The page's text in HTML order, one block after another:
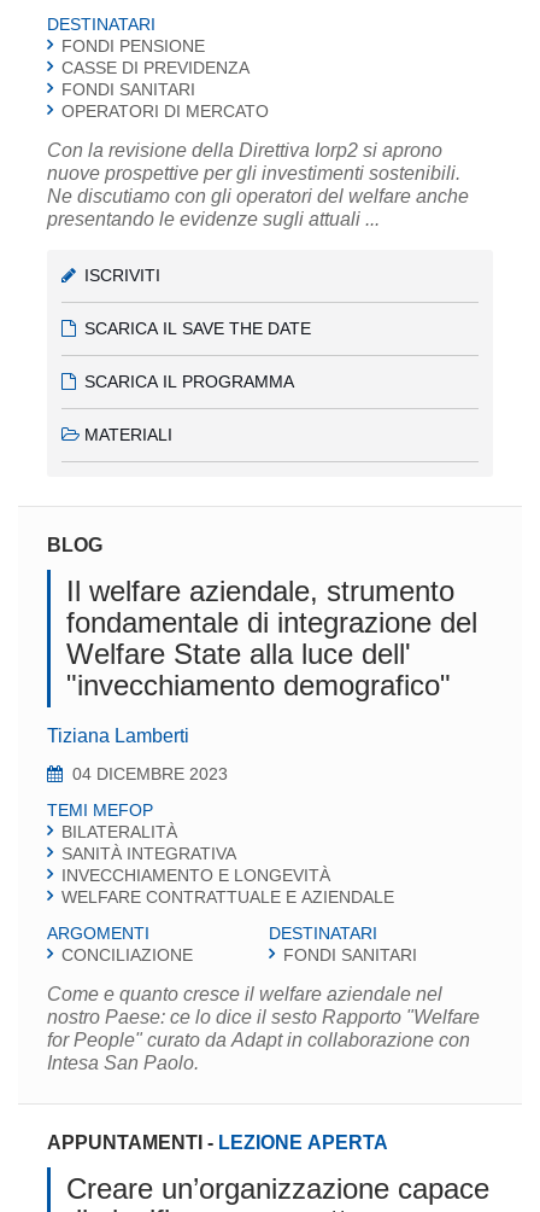
DESTINATARI
FONDI PENSIONE
CASSE DI PREVIDENZA
FONDI SANITARI
OPERATORI DI MERCATO
Con la revisione della Direttiva Iorp2 si aprono
nuove prospettive per gli investimenti sostenibili.
Ne discutiamo con gli operatori del welfare anche
presentando le evidenze sugli attuali ...
ISCRIVITI
SCARICA IL SAVE THE DATE
SCARICA IL PROGRAMMA
MATERIALI
BLOG
Il welfare aziendale, strumento
fondamentale di integrazione del
Welfare State alla luce dell'
"invecchiamento demografico"
Tiziana Lamberti
04 DICEMBRE 2023
TEMI MEFOP
BILATERALITÀ
SANITÀ INTEGRATIVA
INVECCHIAMENTO E LONGEVITÀ
WELFARE CONTRATTUALE E AZIENDALE
ARGOMENTI
CONCILIAZIONE
DESTINATARI
FONDI SANITARI
Come e quanto cresce il welfare aziendale nel
nostro Paese: ce lo dice il sesto Rapporto "Welfare
for People" curato da Adapt in collaborazione con
Intesa San Paolo.
APPUNTAMENTI - LEZIONE APERTA
Creare un’organizzazione capace